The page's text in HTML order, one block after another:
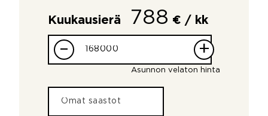
Kuukausierä 788 € / kk
– +
Asunnon velaton hinta